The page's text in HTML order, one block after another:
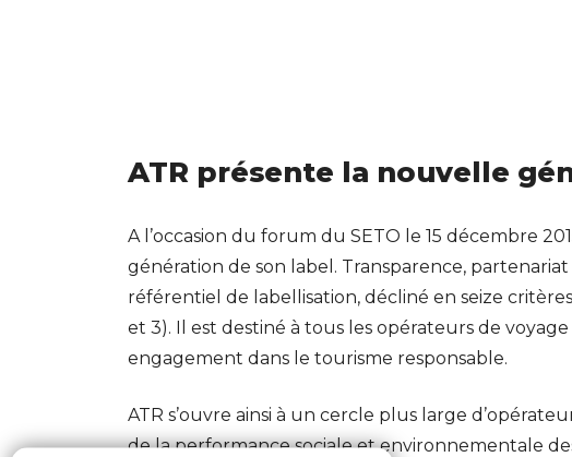
ATR présente la nouvelle
A l’occasion du forum du SETO le 15 décembre
génération de son label. Transparence,
référentiel de labellisation, décliné en seize
et 3). Il est destiné à tous les opérateurs de
engagement dans le tourisme responsable.
ATR s’ouvre ainsi à un cercle plus large
de la performance sociale et environnementale